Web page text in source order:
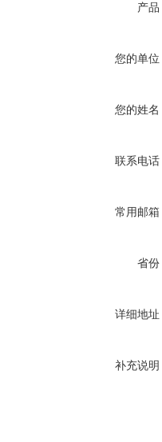
产品
您的单位
您的姓名
联系电话
常用邮箱
省份
详细地址
补充说明